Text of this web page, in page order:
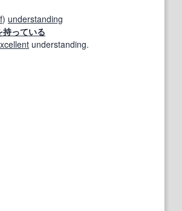
) understanding
持っている
understanding.